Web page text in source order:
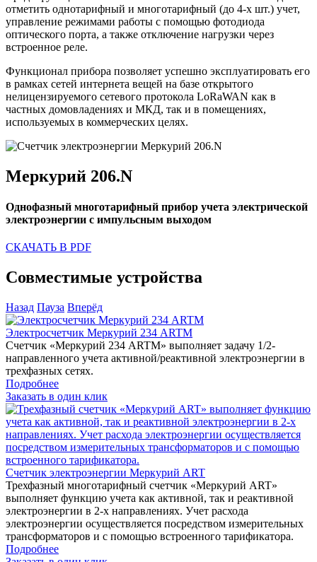
отметить однотарифный и многотарифный (до 4-х шт.) учет,
управление режимами работы с помощью фотодиода
оптического порта, а также отключение нагрузки через
встроенное реле.
Функционал прибора позволяет успешно эксплуатировать его
в рамках сетей интернета вещей на базе открытого
нелицензируемого сетевого протокола LoRaWAN как в
частных домовладениях и МКД, так и в помещениях,
используемых в коммерческих целях.
Меркурий 206.N
Однофазный многотарифный прибор учета электрической
электроэнергии с импульсным выходом
СКАЧАТЬ В PDF
Совместимые устройства
Назад Пауза Вперёд
Электросчетчик Меркурий 234 ARTM
Счетчик «Меркурий 234 ARTM» выполняет задачу 1/2-
направленного учета активной/реактивной электроэнергии в
трехфазных сетях.
Подробнее
Заказать в один клик
Счетчик электроэнергии Меркурий ART
Трехфазный многотарифный счетчик «Меркурий ART»
выполняет функцию учета как активной, так и реактивной
электроэнергии в 2-х направлениях. Учет расхода
электроэнергии осуществляется посредством измерительных
трансформаторов и с помощью встроенного тарификатора.
Подробнее